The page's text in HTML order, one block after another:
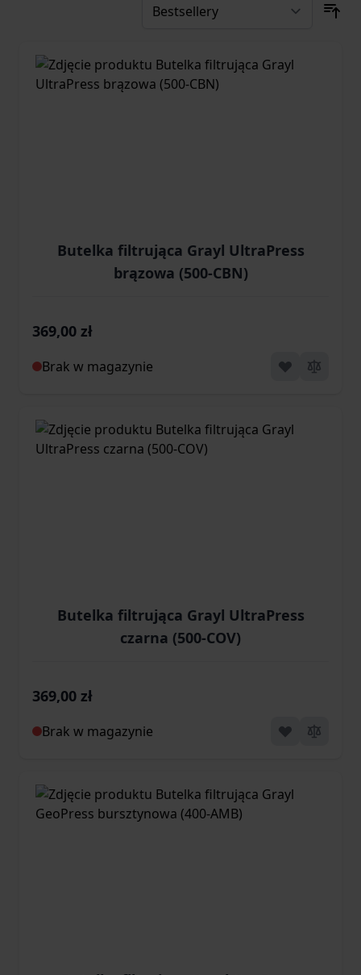
Butelka filtrująca Grayl UltraPress
brązowa (500-CBN)
369,00 zł
Brak w magazynie
Butelka filtrująca Grayl UltraPress
czarna (500-COV)
369,00 zł
Brak w magazynie